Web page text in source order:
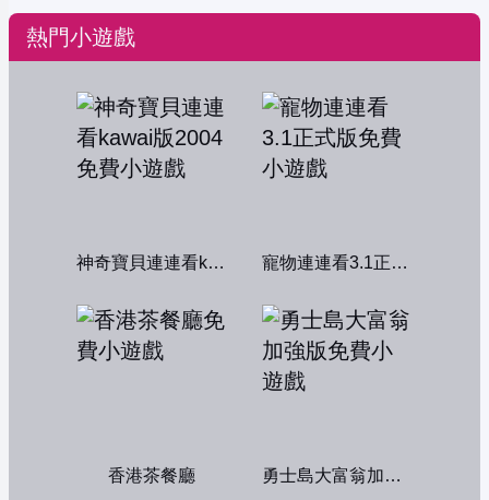
熱門小遊戲
神奇寶貝連連看kawai版2004 寵物連連看3.1正式版
香港茶餐廳 勇士島大富翁加強版